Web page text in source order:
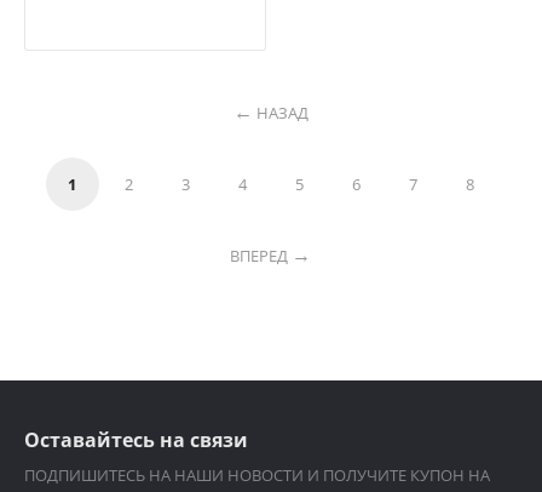
НАЗАД
1 2 3 4 5 6 7 8
ВПЕРЕД
Оставайтесь на связи
ПОДПИШИТЕСЬ НА НАШИ НОВОСТИ И ПОЛУЧИТЕ КУПОН НА